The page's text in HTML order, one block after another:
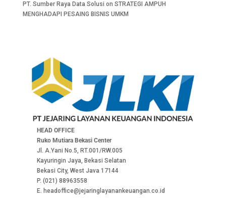
PT. Sumber Raya Data Solusi on STRATEGI AMPUH
MENGHADAPI PESAING BISNIS UMKM
HEAD OFFICE
Ruko Mutiara Bekasi Center
Jl. A.Yani No.5, RT.001/RW.005
Kayuringin Jaya, Bekasi Selatan
Bekasi City, West Java 17144
P. (021) 88963558
E. headoffice@jejaringlayanankeuangan.co.id